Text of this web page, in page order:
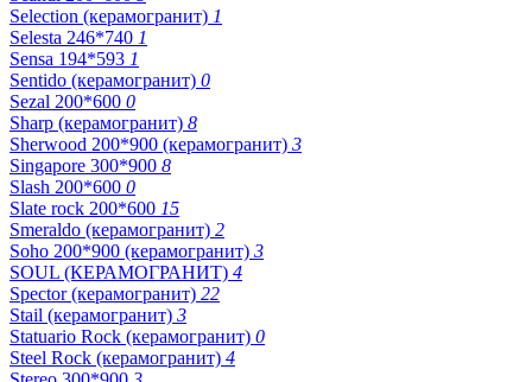
Selection (керамогранит) 1
Selesta 246*740 1
Sensa 194*593 1
Sentido (керамогранит) 0
Sezal 200*600 0
Sharp (керамогранит) 8
Sherwood 200*900 (керамогранит) 3
Singapore 300*900 8
Slash 200*600 0
Slate rock 200*600 15
Smeraldo (керамогранит) 2
Soho 200*900 (керамогранит) 3
SOUL (КЕРАМОГРАНИТ) 4
Spector (керамогранит) 22
Stail (керамогранит) 3
Statuario Rock (керамогранит) 0
Steel Rock (керамогранит) 4